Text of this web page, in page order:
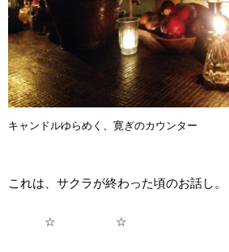
キャンドルゆらめく、寛ぎのカウンター
これは、サクラが終わった頃のお話し。
☆ ☆